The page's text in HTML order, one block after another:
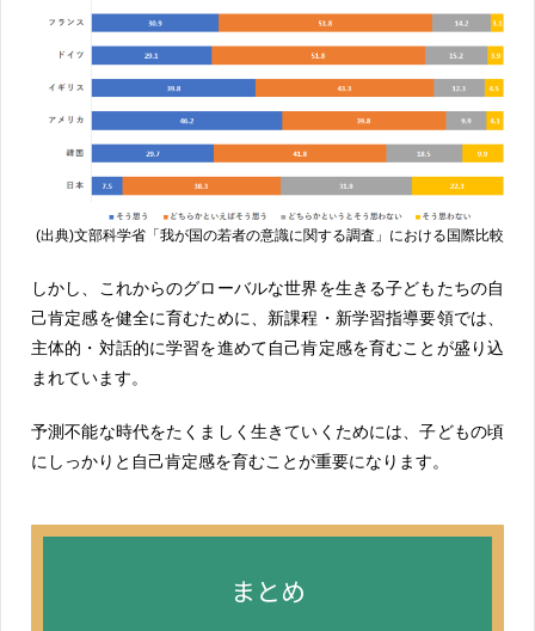
(出典)文部科学省「我が国の若者の意識に関する調査」における国際比較
しかし、これからのグローバルな世界を生きる子どもたちの自
己肯定感を健全に育むために、新課程・新学習指導要領では、
主体的・対話的に学習を進めて自己肯定感を育むことが盛り込
まれています。
予測不能な時代をたくましく生きていくためには、子どもの頃
にしっかりと自己肯定感を育むことが重要になります。
まとめ